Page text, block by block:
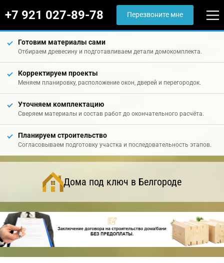
+7 921 027-89-78 Перезвоните мне
Готовим материалы сами
Отбираем древесину и подготавливаем детали домокомплекта.
Корректируем проекты
Меняем планировку, расположение окон, дверей и перегородок.
Уточняем комплектацию
Сверяем материалы и состав работ до окончательного расчёта.
Планируем строительство
Согласовываем подготовку участка и последовательность этапов.
Дома под ключ в Белгороде